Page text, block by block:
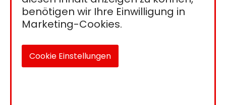
benötigen wir Ihre Einwilligung in
Marketing-Cookies.
Cookie Einstellungen